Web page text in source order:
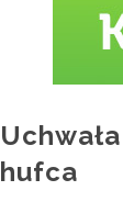
hufca